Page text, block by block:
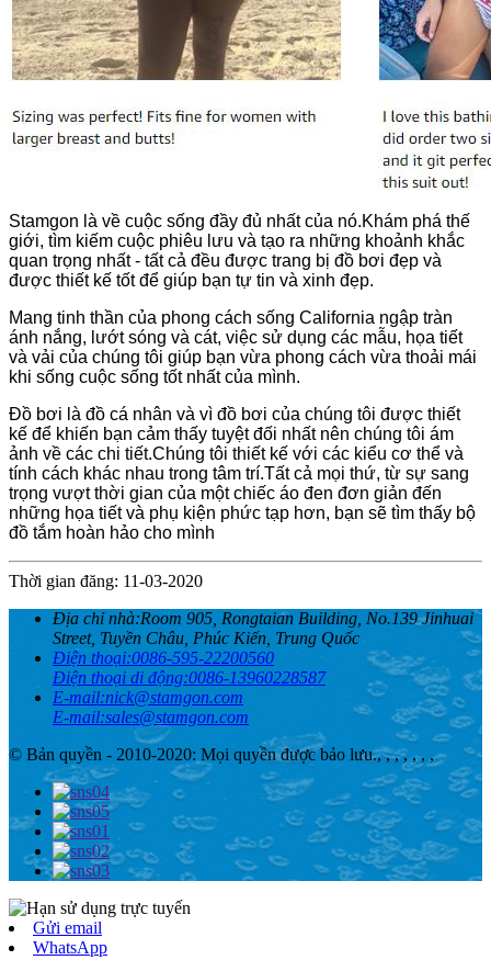
Stamgon là về cuộc sống đầy đủ nhất của nó.Khám phá thế
giới, tìm kiếm cuộc phiêu lưu và tạo ra những khoảnh khắc
quan trọng nhất - tất cả đều được trang bị đồ bơi đẹp và
được thiết kế tốt để giúp bạn tự tin và xinh đẹp.
Mang tinh thần của phong cách sống California ngập tràn
ánh nắng, lướt sóng và cát, việc sử dụng các mẫu, họa tiết
và vải của chúng tôi giúp bạn vừa phong cách vừa thoải mái
khi sống cuộc sống tốt nhất của mình.
Đồ bơi là đồ cá nhân và vì đồ bơi của chúng tôi được thiết
kế để khiến bạn cảm thấy tuyệt đối nhất nên chúng tôi ám
ảnh về các chi tiết.Chúng tôi thiết kế với các kiểu cơ thể và
tính cách khác nhau trong tâm trí.Tất cả mọi thứ, từ sự sang
trọng vượt thời gian của một chiếc áo đen đơn giản đến
những họa tiết và phụ kiện phức tạp hơn, bạn sẽ tìm thấy bộ
đồ tắm hoàn hảo cho mình
Thời gian đăng: 11-03-2020
Địa chỉ nhà:Room 905, Rongtaian Building, No.139 Jinhuai
Street, Tuyền Châu, Phúc Kiến, Trung Quốc
Điện thoại:0086-595-22200560
Điện thoại di động:0086-13960228587
E-mail:nick@stamgon.com
E-mail:sales@stamgon.com
© Bản quyền - 2010-2020: Mọi quyền được bảo lưu., , , , , , ,
Gửi email
WhatsApp